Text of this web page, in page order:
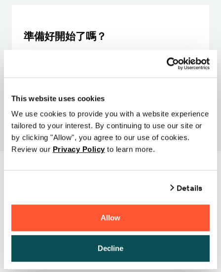
This website uses cookies
We use cookies to provide you with a website experience
tailored to your interest. By continuing to use our site or
by clicking "Allow", you agree to our use of cookies.
Review our Privacy Policy to learn more.
Details
Allow
Decline
準備好開始了嗎？
相關文章